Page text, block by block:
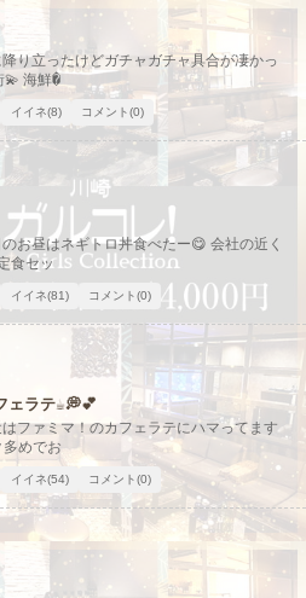
り立ったけどガチャガチャ具合が凄かっ
💫 海鮮�
イイネ(8) コメント(0)
お昼はネギトロ丼食べたー😋 会社の近く
食セッ
イイネ(81) コメント(0)
ェラテ☕💭💕
ファミマ！のカフェラテにハマってます
めでお
イイネ(54) コメント(0)
店をシェアする
X (旧Twitter)
のURLをコピー
ログイン
子ログイン
ログイン
会員登録
北陸
静岡
関西
九州
全国TOP